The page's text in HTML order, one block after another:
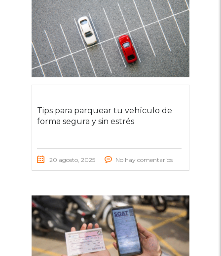
Tips para parquear tu vehículo de
forma segura y sin estrés
20 agosto, 2025 No hay comentarios